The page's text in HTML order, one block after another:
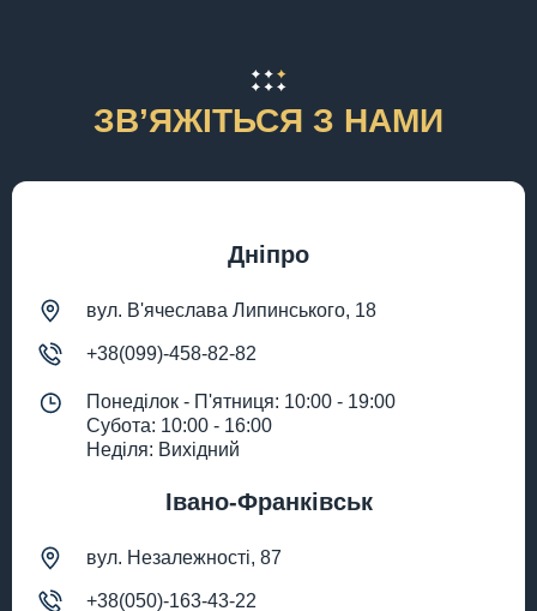
ЗВʼЯЖІТЬСЯ З НАМИ
Дніпро
вул. В'ячеслава Липинського, 18
+38(099)-458-82-82
Понеділок - П'ятниця: 10:00 - 19:00
Субота: 10:00 - 16:00
Неділя: Вихідний
Івано-Франківськ
вул. Незалежності, 87
+38(050)-163-43-22